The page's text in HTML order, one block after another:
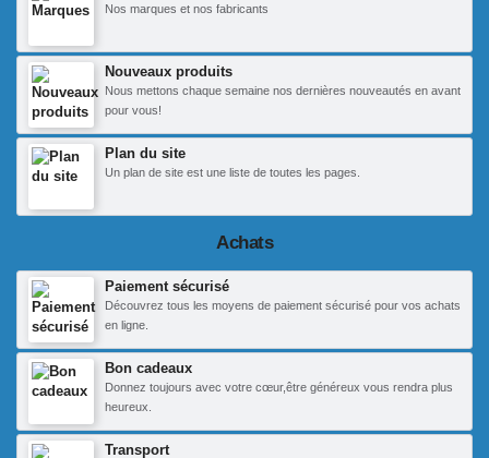
Nos marques et nos fabricants
Nouveaux produits
Nous mettons chaque semaine nos dernières nouveautés en avant
pour vous!
Plan du site
Un plan de site est une liste de toutes les pages.
Achats
Paiement sécurisé
Découvrez tous les moyens de paiement sécurisé pour vos achats
en ligne.
Bon cadeaux
Donnez toujours avec votre cœur,être généreux vous rendra plus
heureux.
Transport